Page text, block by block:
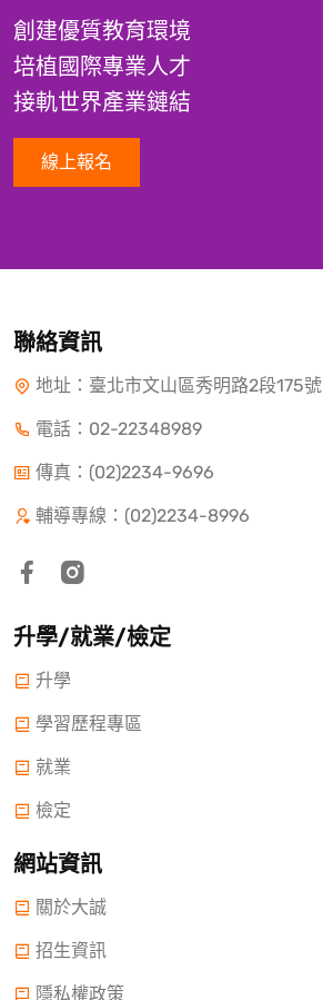
創建優質教育環境
培植國際專業人才
接軌世界產業鏈結
線上報名
聯絡資訊
地址：臺北市文山區秀明路2段175號
電話： 02-22348989
傳真：(02)2234-9696
輔導專線：(02)2234-8996
升學/就業/檢定
升學
學習歷程專區
就業
檢定
網站資訊
關於大誠
招生資訊
隱私權政策